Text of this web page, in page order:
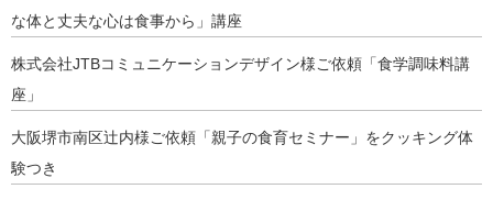
な体と丈夫な心は食事から」講座
株式会社JTBコミュニケーションデザイン様ご依頼「食学調味料講
座」
大阪堺市南区辻内様ご依頼「親子の食育セミナー」をクッキング体
験つき